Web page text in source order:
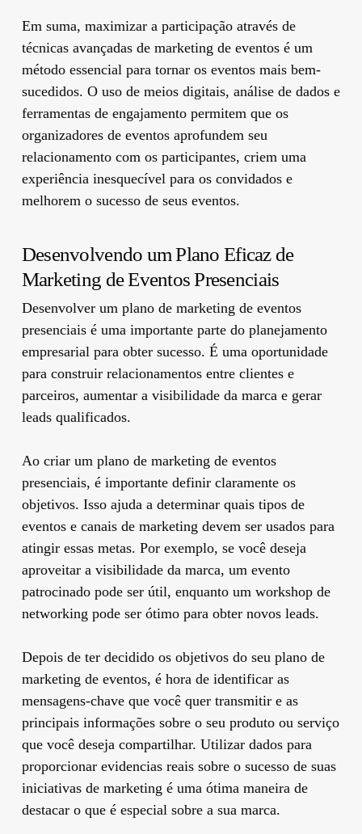
Em suma, maximizar a participação através de
técnicas avançadas de marketing de eventos é um
método essencial para tornar os eventos mais bem-
sucedidos. O uso de meios digitais, análise de dados e
ferramentas de engajamento permitem que os
organizadores de eventos aprofundem seu
relacionamento com os participantes, criem uma
experiência inesquecível para os convidados e
melhorem o sucesso de seus eventos.
Desenvolvendo um Plano Eficaz de
Marketing de Eventos Presenciais
Desenvolver um plano de marketing de eventos
presenciais é uma importante parte do planejamento
empresarial para obter sucesso. É uma oportunidade
para construir relacionamentos entre clientes e
parceiros, aumentar a visibilidade da marca e gerar
leads qualificados.
Ao criar um plano de marketing de eventos
presenciais, é importante definir claramente os
objetivos. Isso ajuda a determinar quais tipos de
eventos e canais de marketing devem ser usados ​​para
atingir essas metas. Por exemplo, se você deseja
aproveitar a visibilidade da marca, um evento
patrocinado pode ser útil, enquanto um workshop de
networking pode ser ótimo para obter novos leads.
Depois de ter decidido os objetivos do seu plano de
marketing de eventos, é hora de identificar as
mensagens-chave que você quer transmitir e as
principais informações sobre o seu produto ou serviço
que você deseja compartilhar. Utilizar dados para
proporcionar evidencias reais sobre o sucesso de suas
iniciativas de marketing é uma ótima maneira de
destacar o que é especial sobre a sua marca.